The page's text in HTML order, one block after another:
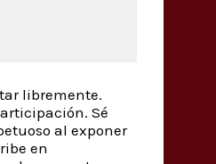
libremente.
Sé
al exponer
en